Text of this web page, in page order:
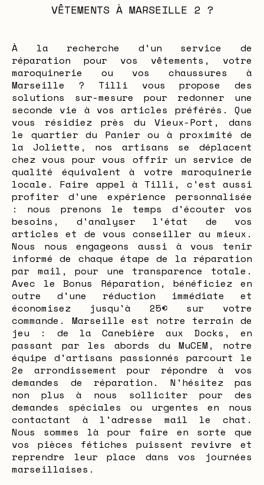
VÊTEMENTS À MARSEILLE 2 ?
À la recherche d'un service de
réparation pour vos vêtements, votre
maroquinerie ou vos chaussures à
Marseille ? Tilli vous propose des
solutions sur-mesure pour redonner une
seconde vie à vos articles préférés. Que
vous résidiez près du Vieux-Port, dans
le quartier du Panier ou à proximité de
la Joliette, nos artisans se déplacent
chez vous pour vous offrir un service de
qualité équivalent à votre maroquinerie
locale. Faire appel à Tilli, c'est aussi
profiter d'une expérience personnalisée
: nous prenons le temps d'écouter vos
besoins, d'analyser l'état de vos
articles et de vous conseiller au mieux.
Nous nous engageons aussi à vous tenir
informé de chaque étape de la réparation
par mail, pour une transparence totale.
Avec le Bonus Réparation, bénéficiez en
outre d'une réduction immédiate et
économisez jusqu'à 25€ sur votre
commande. Marseille est notre terrain de
jeu : de la Canebière aux Docks, en
passant par les abords du MuCEM, notre
équipe d'artisans passionnés parcourt le
2e arrondissement pour répondre à vos
demandes de réparation. N'hésitez pas
non plus à nous solliciter pour des
demandes spéciales ou urgentes en nous
contactant à l'adresse mail le chat.
Nous sommes là pour faire en sorte que
vos pièces fétiches puissent revivre et
reprendre leur place dans vos journées
marseillaises.